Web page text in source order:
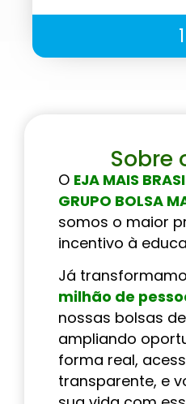
1
Sobre
O EJA MAIS
GRUPO BOLSA
somos o maior
incentivo à
Já
milhão de
nossas bolsas
ampliando
forma real,
transparente, e